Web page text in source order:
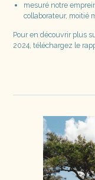
mesuré notre
collaborateur, moitié
Pour en découvrir plus
2024, téléchargez le